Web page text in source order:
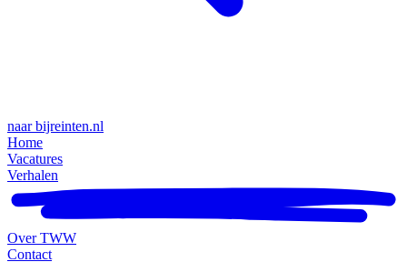
naar bijreinten.nl
Home
Vacatures
Verhalen
Over TWW
Contact